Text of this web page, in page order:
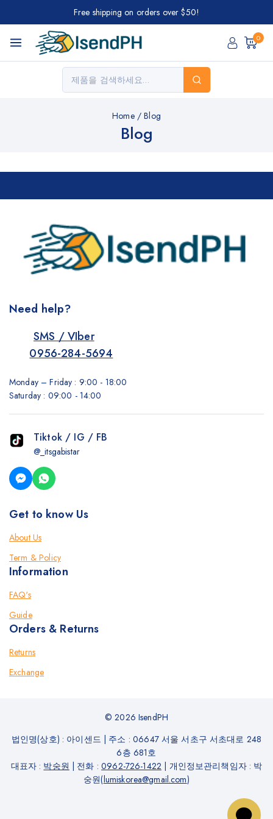
Free shipping on orders over $50!
0
Home / Blog
Blog
Need help?
SMS / VIber
0956-284-5694
Monday – Friday : 9:00 - 18:00
Saturday : 09:00 - 14:00
Tiktok / IG / FB
@_itsgabistar
Get to know Us
About Us
Term & Policy
Information
FAQ's
Guide
Orders & Returns
Returns
Exchange
© 2026 IsendPH
법인명(상호) : 아이센드
주소 : 06647 서울 서초구 서초대로 248
6층 681호
대표자 : 박숭원 전화 :0962-726-1422
개인정보관리책임자 : 박
숭원(lumiskorea@gmail.com)